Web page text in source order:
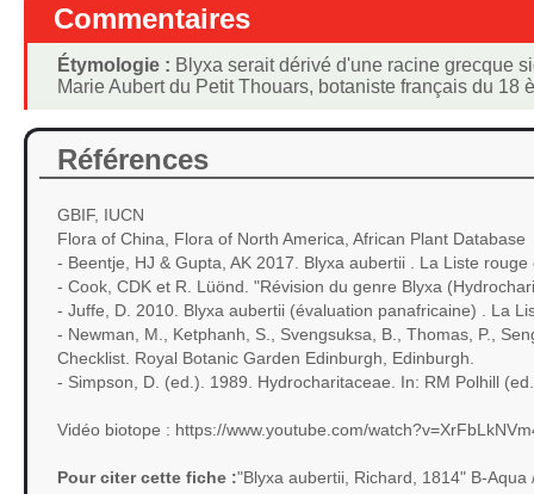
Commentaires
Étymologie : Blyxa serait dérivé d'une racine grecque
Marie Aubert du Petit Thouars, botaniste français du 18
Références
GBIF, IUCN
Flora of China, Flora of North America, African Plant Database
- Beentje, HJ & Gupta, AK 2017. Blyxa aubertii . La Liste
- Cook, CDK et R. Lüönd. "Révision du genre Blyxa
- Juffe, D. 2010. Blyxa aubertii (évaluation panafricaine) . La
- Newman, M., Ketphanh, S., Svengsuksa, B., Thomas, P.,
Checklist. Royal Botanic Garden Edinburgh, Edinburgh.
- Simpson, D. (ed.). 1989. Hydrocharitaceae. In: RM Polhill
Vidéo biotope : https://www.youtube.com/
Pour citer cette fiche :"Blyxa aubertii, Richard, 1814" B-Aqua